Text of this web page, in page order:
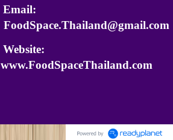
Email:
FoodSpace.Thailand@gmail.com
Website:
www.FoodSpaceThailand.com